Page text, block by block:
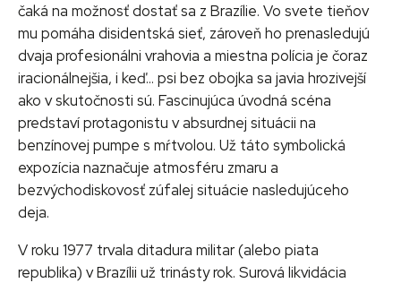
čaká na možnosť dostať sa z Brazílie. Vo svete tieňov
mu pomáha disidentská sieť, zároveň ho prenasledujú
dvaja profesionálni vrahovia a miestna polícia je čoraz
iracionálnejšia, i keď… psi bez obojka sa javia hrozivejší
ako v skutočnosti sú. Fascinujúca úvodná scéna
predstaví protagonistu v absurdnej situácii na
benzínovej pumpe s mŕtvolou. Už táto symbolická
expozícia naznačuje atmosféru zmaru a
bezvýchodiskovosť zúfalej situácie nasledujúceho
deja.
V roku 1977 trvala ditadura militar (alebo piata
republika) v Brazílii už trinásty rok. Surová likvidácia